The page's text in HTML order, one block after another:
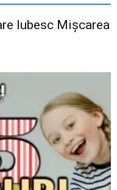
Iubesc Mișcarea